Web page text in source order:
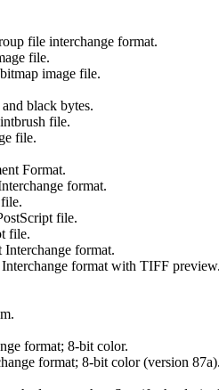
file interchange format.
file.
image file.
black bytes.
file.
file.
Format.
format.
file.
file.
Interchange format.
format with TIFF preview.
format; 8-bit color.
format; 8-bit color (version 87a).